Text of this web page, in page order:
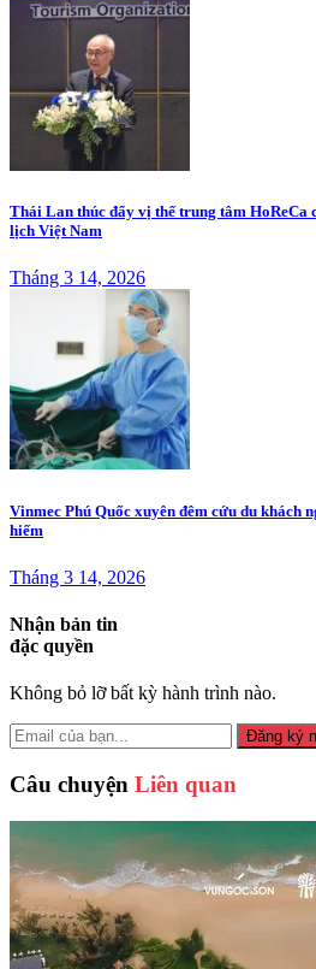
Thái Lan thúc đẩy vị thế trung tâm HoReCa
lịch Việt Nam
Tháng 3 14, 2026
Vinmec Phú Quốc xuyên đêm cứu du khách
hiếm
Tháng 3 14, 2026
Nhận bản tin
đặc quyền
Không bỏ lỡ bất kỳ hành trình nào.
Đăng
Câu chuyện Liên quan